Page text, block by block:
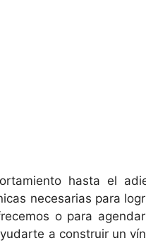
hasta el
necesarias para
o para
a construir un